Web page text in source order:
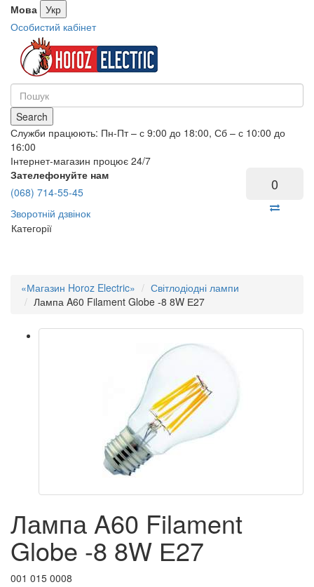
Мова Укр
Особистий кабінет
Search
Служби працюють: Пн-Пт – с 9:00 до 18:00, Сб – с 10:00 до
16:00
Інтернет-магазин процює 24/7
Зателефонуйте нам
(068) 714-55-45
Зворотній дзвінок
0
Категорії
«Магазин Horoz Electric»
Світлодіодні лампи
Лампа A60 Filament Globe -8 8W Е27
Лампа A60 Filament
Globe -8 8W Е27
001 015 0008